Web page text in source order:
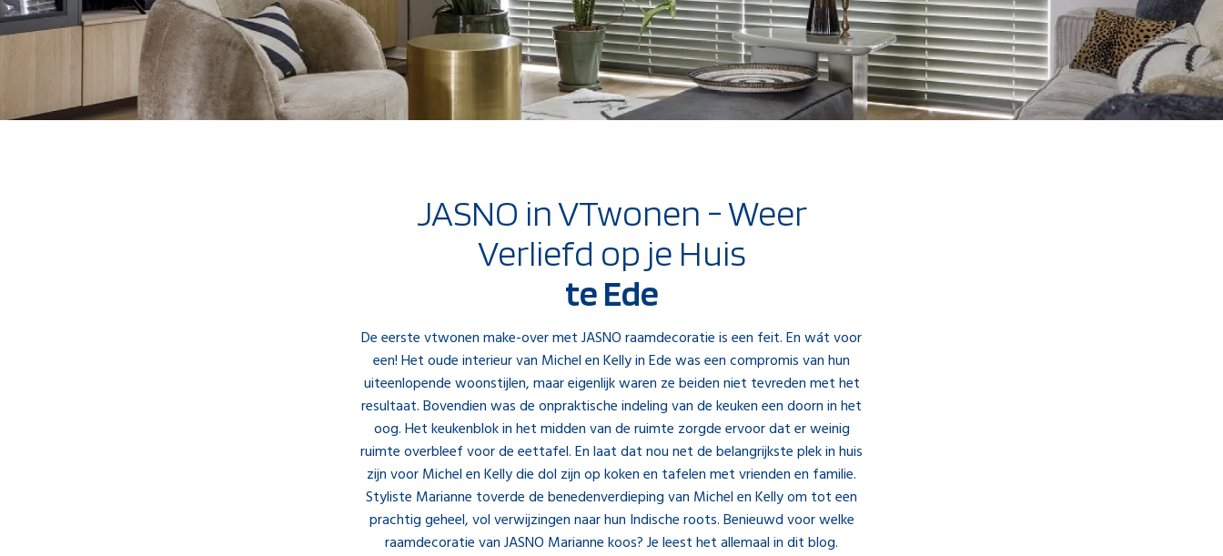
JASNO in VTwonen - Weer
Verliefd op je Huis
te Ede
De eerste vtwonen make-over met JASNO raamdecoratie is een feit. En wát voor
een! Het oude interieur van Michel en Kelly in Ede was een compromis van hun
uiteenlopende woonstijlen, maar eigenlijk waren ze beiden niet tevreden met het
resultaat. Bovendien was de onpraktische indeling van de keuken een doorn in het
oog. Het keukenblok in het midden van de ruimte zorgde ervoor dat er weinig
ruimte overbleef voor de eettafel. En laat dat nou net de belangrijkste plek in huis
zijn voor Michel en Kelly die dol zijn op koken en tafelen met vrienden en familie.
Styliste Marianne toverde de benedenverdieping van Michel en Kelly om tot een
prachtig geheel, vol verwijzingen naar hun Indische roots. Benieuwd voor welke
raamdecoratie van JASNO Marianne koos? Je leest het allemaal in dit blog.